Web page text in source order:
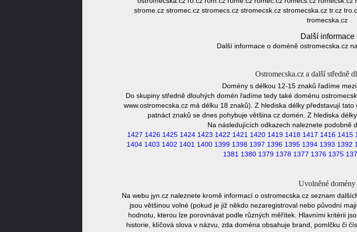
strome.cz stromec.cz stromecs.cz stromecsk.cz stromecska.cz tr.cz
tromecska.cz
Další informace
Další informace o doméně ostromecska.cz
Ostromecska.cz a další středně
Domény s délkou 12-15 znaků řadíme
Do skupiny středně dlouhých domén řadíme tedy také doménu
www.ostromecska.cz má délku 18 znaků). Z hlediska délky představují
patnáct znaků se dnes pohybuje většina cz domén. Z hlediska
Na následujících odkazech naleznete podobně
1427 1426 1425 1424 1423 1422 1421 1420 1419 1418 1417 1416 1415
1404 1403 1402 1401 1400 1399 1398 1397 1396 1395 1394 1393 1392
1381 1380 1379 1378 1377 1376 1375
Uvolněné domény
Na webu jyn.cz naleznete kromě informací o ostromecska.cz seznam
jsou většinou volné (pokud je již někdo nezaregistroval nebo původní
hodnotu, kterou lze porovnávat podle různých měřítek. Hlavními kritérii
historie, klíčová slova v názvu, zda doména obsahuje brand, pomlčku či